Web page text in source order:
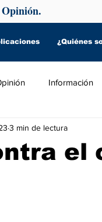
¿Quiénes
Información
el
3 min de lectura